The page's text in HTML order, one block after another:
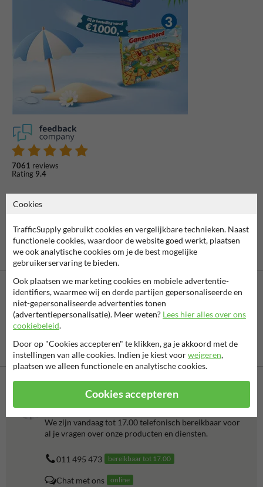
7061 reviews
Rating 9.4
Vooruitbetaling
per bank
Betaling achteraf
is mogelijk
Neem contact op met onze productspecialist
Matthias!
We zijn vandaag tot 17.00 telefonisch bereikbaar voor
al je vragen over onze producten en diensten.
011 495 473 bereikbaar tot 17.00
Chat met ons online
Cookies
TrafficSupply gebruikt cookies en vergelijkbare technieken. Naast
functionele cookies, waardoor de website goed werkt, plaatsen
we ook analytische cookies om je de best mogelijke
gebruikerservaring te bieden.
Ook plaatsen we marketing cookies en mobiele advertentie-
identifiers, waarmee wij en derde partijen gepersonaliseerde en
niet-gepersonaliseerde advertenties tonen
(advertentiepersonalisatie). Meer weten? Lees hier alles over ons
cookiebeleid.
Door op "Cookies accepteren" te klikken, ga je akkoord met de
instellingen van alle cookies. Indien je kiest voorweigeren,
plaatsen we alleen functionele en analytische cookies.
Cookies accepteren